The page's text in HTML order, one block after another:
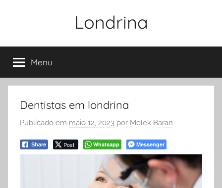
conteúdo
Londrina
Menu
Dentistas em londrina
Publicado em maio 12, 2023 por Melek Baran
Share Post Whatsapp Messenger